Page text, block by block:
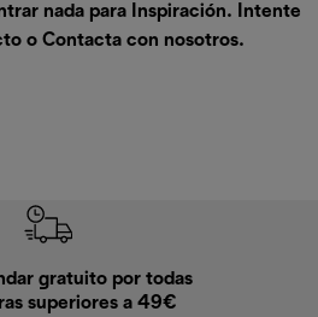
nada para Inspiración. Intente
o Contacta con nosotros.
gratuito por todas
superiores a 49€